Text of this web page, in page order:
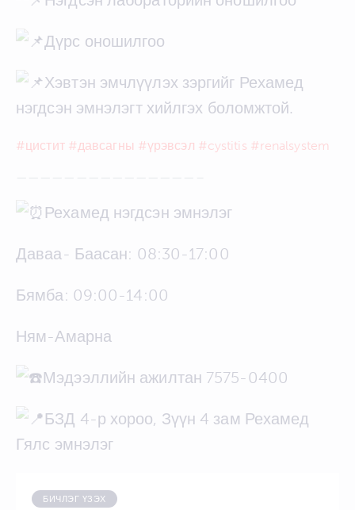
Дүрс оношилгоо
Хэвтэн эмчлүүлэх зэргийг Рехамед
нэгдсэн эмнэлэгт хийлгэх боломжтой.
#цистит #давсагны #үрэвсэл #cystitis #renalsystem
———————————————–
Рехамед нэгдсэн эмнэлэг
Даваа- Баасан: 08:30-17:00
Бямба: 09:00-14:00
Ням-Амарна
Мэдээллийн ажилтан 7575-0400
БЗД 4-р хороо, Зүүн 4 зам Рехамед
Гялс эмнэлэг
БИЧЛЭГ ҮЗЭХ